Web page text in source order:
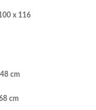
x 116
cm
cm